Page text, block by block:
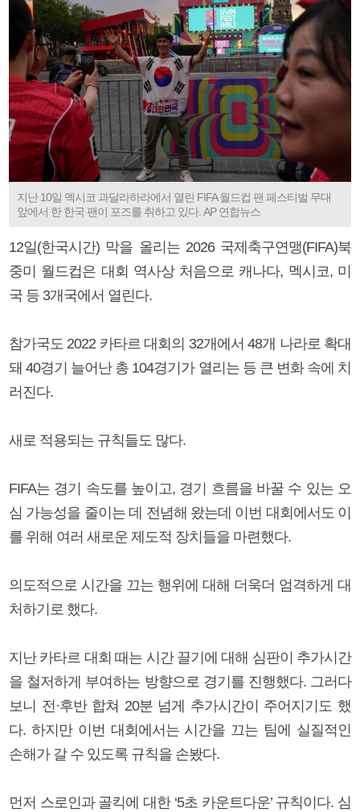
지난 10일 멕시코 과달라하라에서 열린 FIFA 월드컵 팬 페스티벌 무대
앞에서 한 한국 팬이 포즈를 취하고 있다. AP 연합뉴스
12일(한국시간) 막을 올리는 2026 국제축구연맹(FIFA)북
중미 월드컵은 대회 역사상 처음으로 캐나다, 멕시코, 미
국 등 3개국에서 열린다.
참가국도 2022 카타르 대회의 32개에서 48개 나라로 확대
돼 40경기 늘어난 총 104경기가 열리는 등 큰 변화 속에 치
러진다.
새로 적용되는 규칙들도 많다.
FIFA는 경기 속도를 높이고, 경기 흐름을 바꿀 수 있는 오
심 가능성을 줄이는 데 전념해 왔는데 이번 대회에서도 이
를 위해 여러 새로운 제도적 장치들을 마련했다.
의도적으로 시간을 끄는 행위에 대해 더욱더 엄격하게 대
처하기로 했다.
지난 카타르 대회 때는 시간 끌기에 대해 심판이 추가시간
을 철저하게 부여하는 방향으로 경기를 진행했다. 그러다
보니 전·후반 합쳐 20분 넘게 추가시간이 주어지기도 했
다. 하지만 이번 대회에서는 시간을 끄는 팀에 실질적인
손해가 갈 수 있도록 규칙을 손봤다.
먼저 스로인과 골킥에 대한 ‘5초 카운트다운’ 규칙이다. 심